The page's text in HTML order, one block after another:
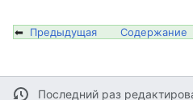
⬅ Предыдущая Содержание